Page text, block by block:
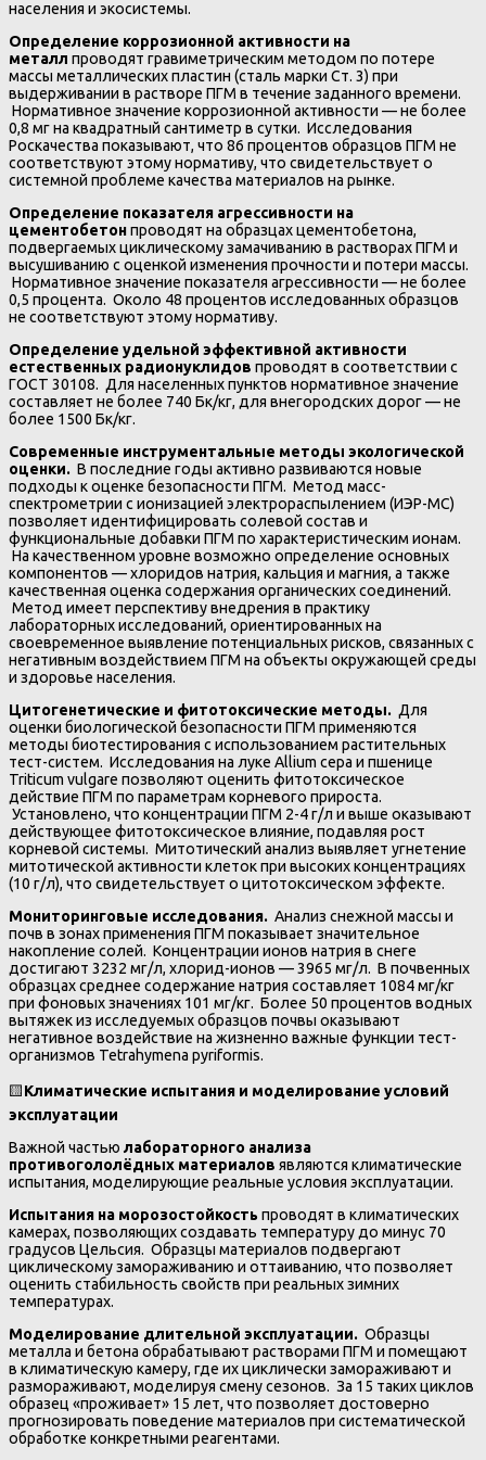
населения и экосистемы.
Определение коррозионной активности на
металл проводят гравиметрическим методом по потере
массы металлических пластин (сталь марки Ст. 3) при
выдерживании в растворе ПГМ в течение заданного времени.
Нормативное значение коррозионной активности — не более
0,8 мг на квадратный сантиметр в сутки. Исследования
Роскачества показывают, что 86 процентов образцов ПГМ не
соответствуют этому нормативу, что свидетельствует о
системной проблеме качества материалов на рынке.
Определение показателя агрессивности на
цементобетонпроводят на образцах цементобетона,
подвергаемых циклическому замачиванию в растворах ПГМ и
высушиванию с оценкой изменения прочности и потери массы.
Нормативное значение показателя агрессивности — не более
0,5 процента. Около 48 процентов исследованных образцов
не соответствуют этому нормативу.
Определение удельной эффективной активности
естественных радионуклидов проводят в соответствии с
ГОСТ 30108. Для населенных пунктов нормативное значение
составляет не более 740 Бк/кг, для внегородских дорог — не
более 1500 Бк/кг.
Современные инструментальные методы экологической
оценки. В последние годы активно развиваются новые
подходы к оценке безопасности ПГМ. Метод масс-
спектрометрии с ионизацией электрораспылением (ИЭР-МС)
позволяет идентифицировать солевой состав и
функциональные добавки ПГМ по характеристическим ионам.
На качественном уровне возможно определение основных
компонентов — хлоридов натрия, кальция и магния, а также
качественная оценка содержания органических соединений.
Метод имеет перспективу внедрения в практику
лабораторных исследований, ориентированных на
своевременное выявление потенциальных рисков, связанных с
негативным воздействием ПГМ на объекты окружающей среды
и здоровье населения.
Цитогенетические и фитотоксические методы. Для
оценки биологической безопасности ПГМ применяются
методы биотестирования с использованием растительных
тест-систем. Исследования на луке Allium cepa и пшенице
Triticum vulgare позволяют оценить фитотоксическое
действие ПГМ по параметрам корневого прироста.
Установлено, что концентрации ПГМ 2-4 г/л и выше оказывают
действующее фитотоксическое влияние, подавляя рост
корневой системы. Митотический анализ выявляет угнетение
митотической активности клеток при высоких концентрациях
(10 г/л), что свидетельствует о цитотоксическом эффекте.
Мониторинговые исследования. Анализ снежной массы и
почв в зонах применения ПГМ показывает значительное
накопление солей. Концентрации ионов натрия в снеге
достигают 3232 мг/л, хлорид-ионов — 3965 мг/л. В почвенных
образцах среднее содержание натрия составляет 1084 мг/кг
при фоновых значениях 101 мг/кг. Более 50 процентов водных
вытяжек из исследуемых образцов почвы оказывают
негативное воздействие на жизненно важные функции тест-
организмов Tetrahymena pyriformis.
🟨Климатические испытания и моделирование условий
эксплуатации
Важной частью лабораторного анализа
противогололёдных материалов являются климатические
испытания, моделирующие реальные условия эксплуатации.
Испытания на морозостойкость проводят в климатических
камерах, позволяющих создавать температуру до минус 70
градусов Цельсия. Образцы материалов подвергают
циклическому замораживанию и оттаиванию, что позволяет
оценить стабильность свойств при реальных зимних
температурах.
Моделирование длительной эксплуатации. Образцы
металла и бетона обрабатывают растворами ПГМ и помещают
в климатическую камеру, где их циклически замораживают и
размораживают, моделируя смену сезонов. За 15 таких циклов
образец «проживает» 15 лет, что позволяет достоверно
прогнозировать поведение материалов при систематической
обработке конкретными реагентами.